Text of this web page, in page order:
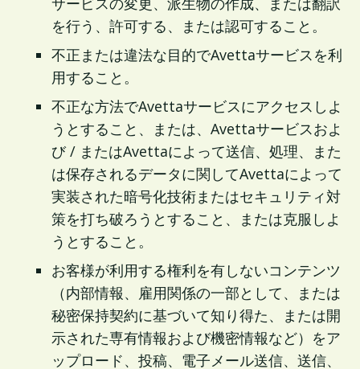
を行う、許可する、または認可すること。
不正または違法な目的でAvettaサービスを利
用すること。
不正な方法でAvettaサービスにアクセスしよ
うとすること、または、Avettaサービスおよ
び / またはAvettaによって送信、処理、また
は保存されるデータに関してAvettaによって
実装された暗号化技術またはセキュリティ対
策を打ち破ろうとすること、または克服しよ
うとすること。
お客様が利用する権利を有しないコンテンツ
（内部情報、雇用関係の一部として、または
秘密保持契約に基づいて知り得た、または開
示された専有情報および機密情報など）をア
ップロード、投稿、電子メール送信、送信、